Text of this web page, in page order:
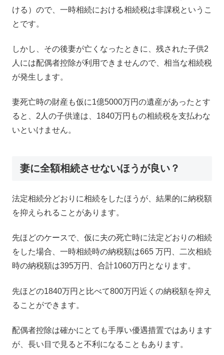
ける）ので、一時相続における相続税は非課税というこ
とです。
しかし、その後妻が亡くなったときに、残された子供2
人には配偶者控除が利用できませんので、相当な相続税
が発生します。
妻死亡時の財産も仮に1億5000万円の遺産があったとす
ると、2人の子供達は、1840万円もの相続税を支払わな
いといけません。
妻に全額相続させないほうが良い？
法定相続分どおりに相続をしたほうが、結果的に納税額
を抑えられることがあります。
先ほどのケースで、仮に夫の死亡時に法定どおりの相続
をした場合、一時相続時の納税額は665 万円、二次相続
時の納税額は395万円、合計1060万円となります。
先ほどの1840万円と比べて800万円近くの納税額を抑え
ることができます。
配偶者控除は確かにとても手厚い優遇措置ではあります
が、長い目で見ると不利になることもあります。